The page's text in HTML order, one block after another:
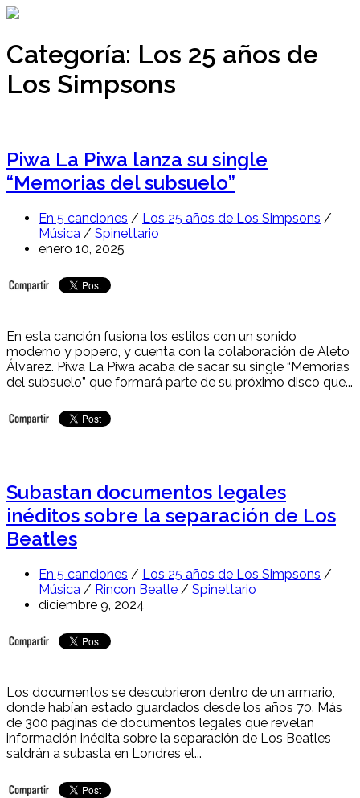
Ir
contenido
Categoría: Los 25 años de
Los Simpsons
Piwa La Piwa lanza su single
“Memorias del subsuelo”
En 5 canciones / Los 25 años de Los Simpsons /
Música / Spinettario
enero 10, 2025
En esta canción fusiona los estilos con un sonido
moderno y popero, y cuenta con la colaboración de Aleto
Álvarez. Piwa La Piwa acaba de sacar su single “Memorias
del subsuelo” que formará parte de su próximo disco que...
Subastan documentos legales
inéditos sobre la separación de Los
Beatles
En 5 canciones / Los 25 años de Los Simpsons /
Música / Rincon Beatle / Spinettario
diciembre 9, 2024
Los documentos se descubrieron dentro de un armario,
donde habían estado guardados desde los años 70. Más
de 300 páginas de documentos legales que revelan
información inédita sobre la separación de Los Beatles
saldrán a subasta en Londres el...